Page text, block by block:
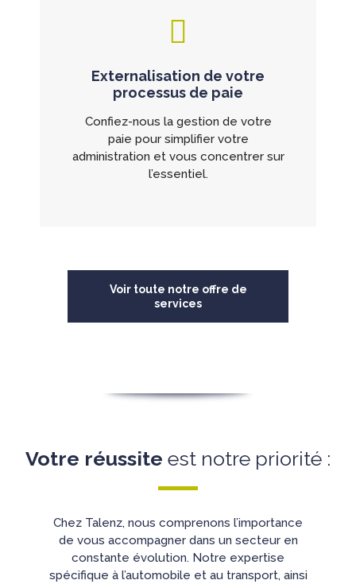
Externalisation de votre
processus de paie
Confiez-nous la gestion de votre
paie pour simplifier votre
administration et vous concentrer sur
l’essentiel.
Voir toute notre offre de
services
Votre réussite est notre priorité :
Chez Talenz, nous comprenons l’importance
de vous accompagner dans un secteur en
constante évolution. Notre expertise
spécifique à l’automobile et au transport, ainsi